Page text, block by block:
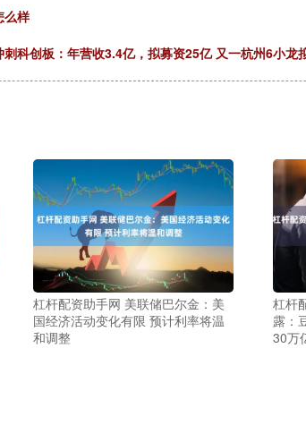
么样
科创板：年营收3.4亿，拟募资25亿 又一杭州6小龙
杠杆配资助手网 美联储巴尔金：美
国经济活动变化有限 预计利率将温
和调整
杠杆
露：
30万